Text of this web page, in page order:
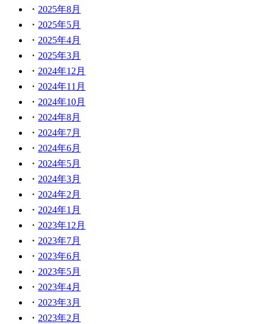
2025年8月
2025年5月
2025年4月
2025年3月
2024年12月
2024年11月
2024年10月
2024年8月
2024年7月
2024年6月
2024年5月
2024年3月
2024年2月
2024年1月
2023年12月
2023年7月
2023年6月
2023年5月
2023年4月
2023年3月
2023年2月